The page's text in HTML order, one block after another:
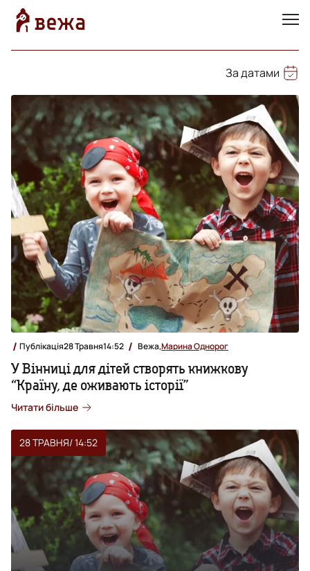
За датами
Публікація28 Травня14:52 Вежа,Марина Однорог
У Вінниці для дітей створять книжкову
“Країну, де оживають історії”
Читати більше
28 ТРАВНЯ/ 14:52